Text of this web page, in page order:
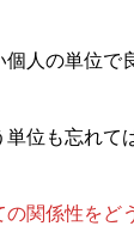
人の単位で
位も忘れて
関係性をど